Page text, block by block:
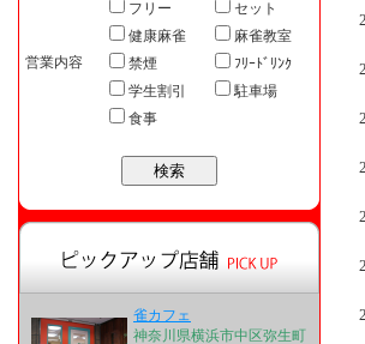
営業内容
フリー
セット
健康麻雀
麻雀教室
禁煙
ﾌﾘｰﾄﾞﾘﾝｸ
学生割引
駐車場
食事
雀カフェ
神奈川県横浜市中区弥生町